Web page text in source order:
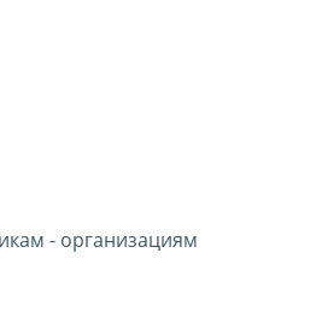
- организациям